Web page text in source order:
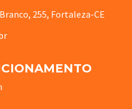
255, Fortaleza-CE